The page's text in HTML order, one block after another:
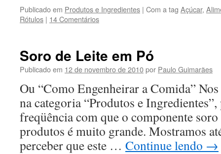
Publicado em Produtos e Ingredientes | Com a tag Açúcar,
Rótulos | 14 Comentários
Soro de Leite em Pó
Publicado em 12 de novembro de 2010por Paulo Guimarães
Ou “Como Engenheirar a Comida”
na categoria “Produtos e Ingredientes”,
freqüência com que o componente
produtos é muito grande. Mostramos
perceber que este … Continue lendo →